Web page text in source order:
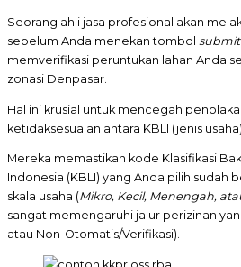
Seorang ahli jasa profesional akan
sebelum Anda menekan tombol submit
memverifikasi peruntukan lahan Anda
zonasi Denpasar.
Hal ini krusial untuk mencegah
ketidaksesuaian antara KBLI (jenis
Mereka memastikan kode Klasifikasi
Indonesia (KBLI) yang Anda pilih sudah
skala usaha (Mikro, Kecil, Menengah,
sangat memengaruhi jalur perizinan
atau Non-Otomatis/Verifikasi).